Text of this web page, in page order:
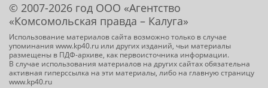
© 2007-2026 год ООО «Агентство
«Комсомольская правда – Калуга»
Использование материалов сайта возможно только в случае
упоминания www.kp40.ru или других изданий, чьи материалы
размещены в ПДФ-архиве, как первоисточника информации.
В случае использования материалов на других сайтах обязательна
активная гиперссылка на эти материалы, либо на главную страницу
www.kp40.ru